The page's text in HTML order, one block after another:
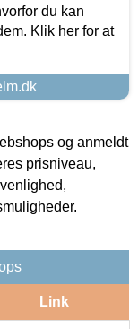
du kan
Klik her for at
og anmeldt
prisniveau,
Link